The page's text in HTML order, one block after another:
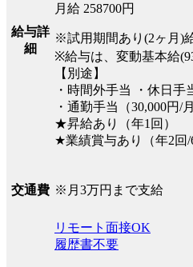
給与詳
細
月給 258700円
※試用期間あり(2ヶ月)
※給与は、変動基本給
【別途】
・時間外手当 ・休日手
・通勤手当（30,000円/月
★昇給あり（年1回）
★業績賞与あり（年2回/
交通費 ※月3万円まで支給
リモート面接OK
履歴書不要